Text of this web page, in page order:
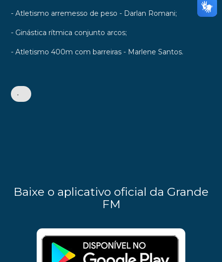
- Atletismo arremesso de peso - Darlan Romani;
- Ginástica rítmica conjunto arcos;
- Atletismo 400m com barreiras - Marlene Santos.
•
Baixe o aplicativo oficial da Grande
FM